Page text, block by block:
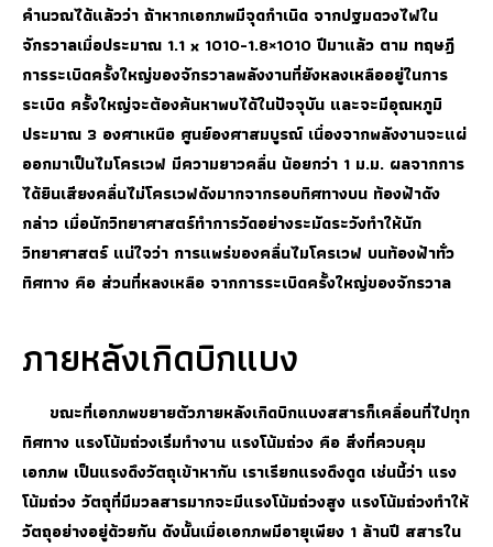
คำนวณได้แล้วว่า ถ้าหากเอกภพมีจุดกำเนิด จากปฐมดวงไฟใน
จักรวาลเมื่อประมาณ 1.1 x 1010-1.8×1010 ปีมาแล้ว ตาม ทฤษฎี
การระเบิดครั้งใหญ่ของจักรวาลพลังงานที่ยังหลงเหลืออยู่ในการ
ระเบิด ครั้งใหญ่จะต้องค้นหาพบได้ในปัจจุบัน และจะมีอุณหภูมิ
ประมาณ 3 องศาเหนือ ศูนย์องศาสมบูรณ์ เนื่องจากพลังงานจะแผ่
ออกมาเป็นไมโครเวฟ มีความยาวคลื่น น้อยกว่า 1 ม.ม. ผลจากการ
ได้ยินเสียงคลื่นไม่โครเวฟดังมากจากรอบทิศทางบน ท้องฟ้าดัง
กล่าว เมื่อนักวิทยาศาสตร์ทำการวัดอย่างระมัดระวังทำให้นัก
วิทยาศาสตร์ แน่ใจว่า การแพร่ของคลื่นไมโครเวฟ บนท้องฟ้าทั่ว
ทิศทาง คือ ส่วนที่หลงเหลือ จากการระเบิดครั้งใหญ่ของจักรวาล
ภายหลังเกิดบิกแบง
ขณะที่เอกภพขยายตัวภายหลังเกิดบิกแบงสสารก็เคลื่อนที่ไปทุก
ทิศทาง แรงโน้มถ่วงเริ่มทำงาน แรงโน้มถ่วง คือ สิ่งที่ควบคุม
เอกภพ เป็นแรงดึงวัตถุเข้าหากัน เราเรียกแรงดึงดูด เช่นนี้ว่า แรง
โน้มถ่วง วัตถุที่มีมวลสารมากจะมีแรงโน้มถ่วงสูง แรงโน้มถ่วงทำให้
วัตถุอย่างอยู่ด้วยกัน ดังนั้นเมื่อเอกภพมีอายุเพียง 1 ล้านปี สสารใน